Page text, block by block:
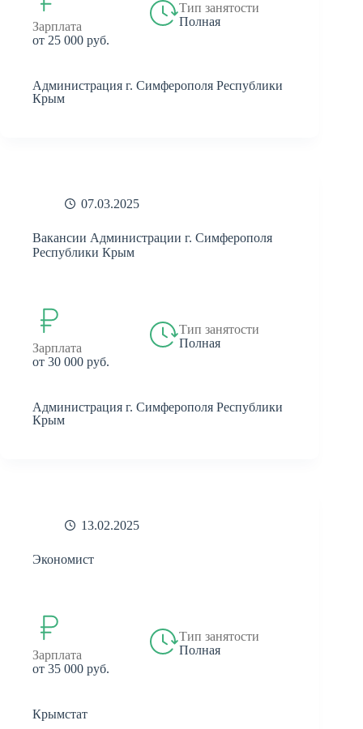
Зарплата
от 25 000 руб.
Тип занятости
Полная
Администрация г. Симферополя Республики
Крым
07.03.2025
Вакансии Администрации г. Симферополя
Республики Крым
Зарплата
от 30 000 руб.
Тип занятости
Полная
Администрация г. Симферополя Республики
Крым
13.02.2025
Экономист
Зарплата
от 35 000 руб.
Тип занятости
Полная
Крымстат